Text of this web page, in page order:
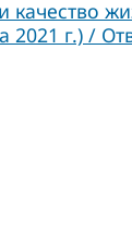
качество
г.) /